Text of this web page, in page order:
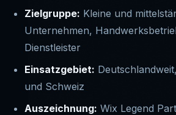
Zielgruppe: Kleine und
Unternehmen,
Dienstleister
Einsatzgebiet:
und Schweiz
Auszeichnung: Wix Legend